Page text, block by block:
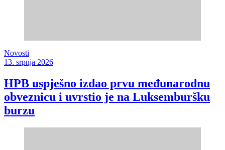
Novosti
13. srpnja 2026
HPB uspješno izdao prvu međunarodnu
obveznicu i uvrstio je na Luksemburšku
burzu